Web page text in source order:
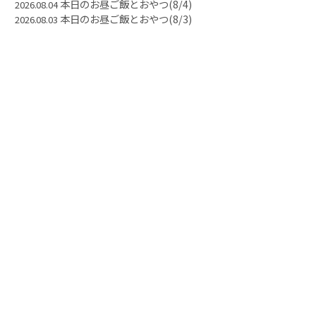
2026.08.04本日のお昼ご飯とおやつ(8/4)
2026.08.03 本日のお昼ご飯とおやつ(8/3)